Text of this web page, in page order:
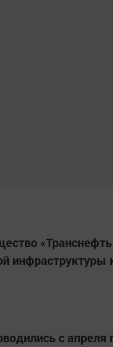
инфраструктуры
с апреля